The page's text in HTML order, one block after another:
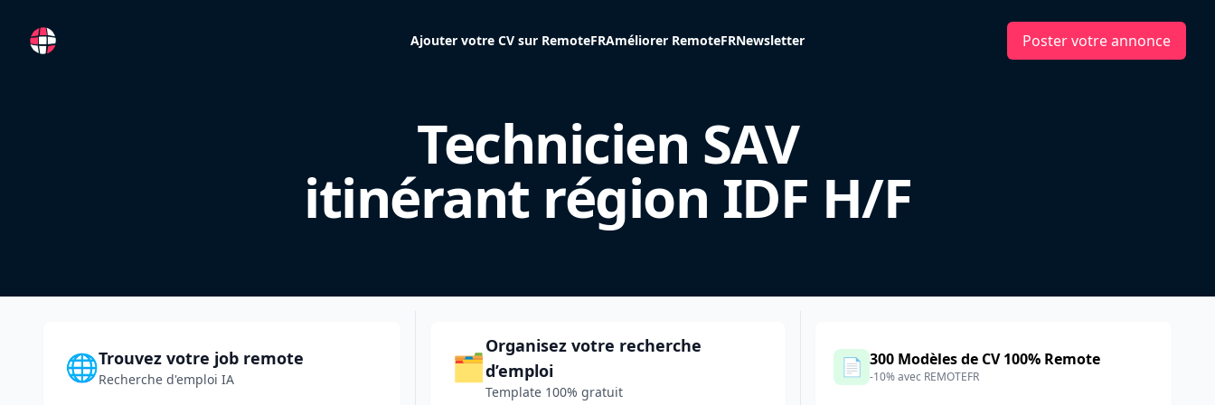
RemoteFR Ajouter votre CV sur RemoteFRAméliorer RemoteFRNewsletter Poster votre annonce
Technicien SAV
itinérant région IDF H/F
🌐Trouvez votre job remote
Recherche d'emploi IA 🗂️
Organisez votre recherche
d’emploi
Template 100% gratuit
📄 300 Modèles de CV 100% Remote
-10% avec REMOTEFR